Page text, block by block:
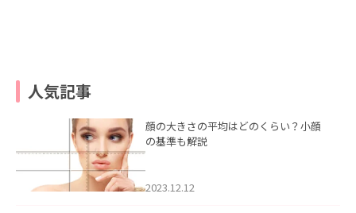
人気記事
顔の大きさの平均はどのくらい？小顔
の基準も解説
2023.12.12